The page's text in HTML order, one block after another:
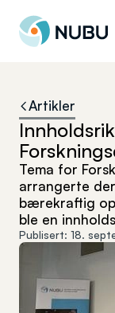
Til forsiden
Artikler
Tema for
arrangerte
bærekraftig
ble en
Publisert: 18.